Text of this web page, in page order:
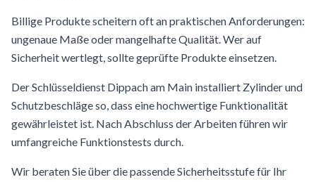
Billige Produkte scheitern oft an praktischen Anforderungen:
ungenaue Maße oder mangelhafte Qualität. Wer auf
Sicherheit wertlegt, sollte geprüfte Produkte einsetzen.
Der Schlüsseldienst Dippach am Main installiert Zylinder und
Schutzbeschläge so, dass eine hochwertige Funktionalität
gewährleistet ist. Nach Abschluss der Arbeiten führen wir
umfangreiche Funktionstests durch.
Wir beraten Sie über die passende Sicherheitsstufe für Ihr